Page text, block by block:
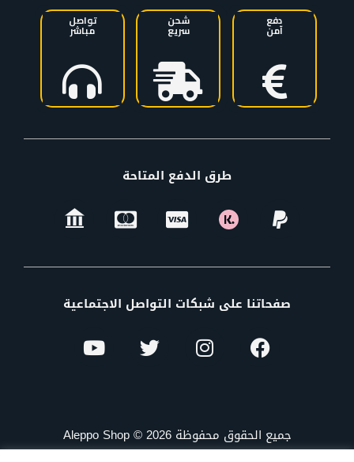
دفع
آمن
شحن
سريع
تواصل
مباشر
طرق الدفع المتاحة
صفحاتنا على شبكات التواصل الاجتماعية
جميع الحقوق محفوظة Aleppo Shop © 2026